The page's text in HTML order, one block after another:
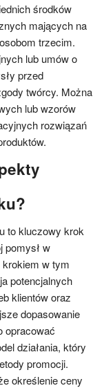
środków
mających na
trzecim.
lub umów o
przed
twórcy. Można
lub wzorów
rozwiązań
to kluczowy krok
pomysł w
krokiem w tym
potencjalnych
klientów oraz
dopasowanie
opracować
działania, który
promocji.
określenie ceny